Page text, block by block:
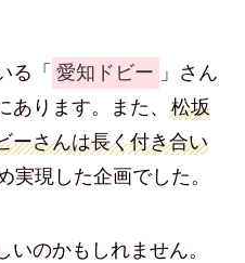
る「 愛知ドビー 」さん
ります。また、 松坂
ーさんは長く付き合い
実現した企画でした。
のかもしれません。